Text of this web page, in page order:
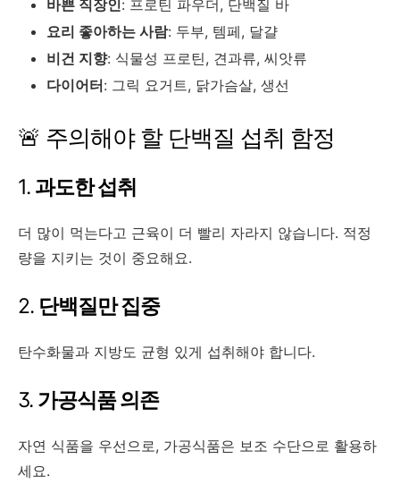
바쁜 직장인: 프로틴 파우더, 단백질 바
요리 좋아하는 사람: 두부, 템페, 달걀
비건 지향: 식물성 프로틴, 견과류, 씨앗류
다이어터: 그릭 요거트, 닭가슴살, 생선
🚨 주의해야 할 단백질 섭취 함정
1. 과도한 섭취
더 많이 먹는다고 근육이 더 빨리 자라지 않습니다. 적정
량을 지키는 것이 중요해요.
2. 단백질만 집중
탄수화물과 지방도 균형 있게 섭취해야 합니다.
3. 가공식품 의존
자연 식품을 우선으로, 가공식품은 보조 수단으로 활용하
세요.